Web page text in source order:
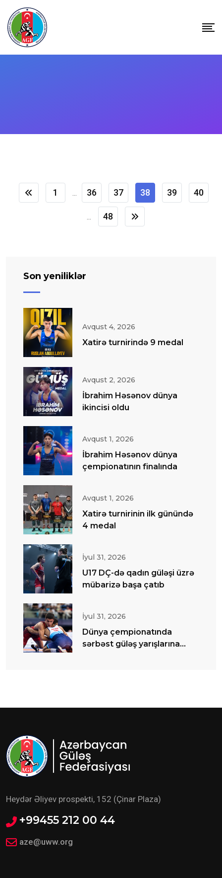
content
1 ... 36 37 38 39 40
... 48
Son yeniliklər
Avqust 4, 2026
Xatirə turnirində 9 medal
Avqust 2, 2026
İbrahim Həsənov dünya
ikincisi oldu
Avqust 1, 2026
İbrahim Həsənov dünya
çempionatının finalında
Avqust 1, 2026
Xatirə turnirinin ilk günündə
4 medal
İyul 31, 2026
U17 DÇ-də qadın güləşi üzrə
mübarizə başa çatıb
İyul 31, 2026
Dünya çempionatında
sərbəst güləş yarışlarına
Heydər Əliyev prospekti, 152 (Çinar Plaza)
+99455 212 00 44
aze@uww.org